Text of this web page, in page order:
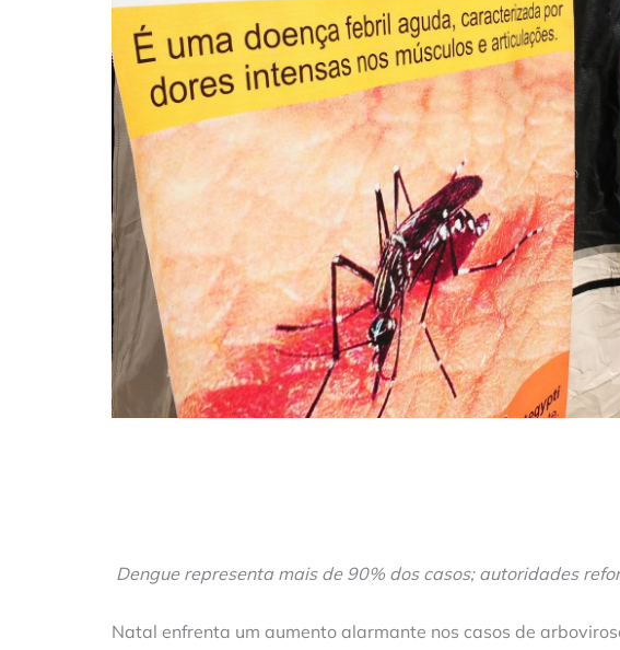
Dengue representa mais de 90% dos casos; autoridades
Natal enfrenta um aumento alarmante nos casos de